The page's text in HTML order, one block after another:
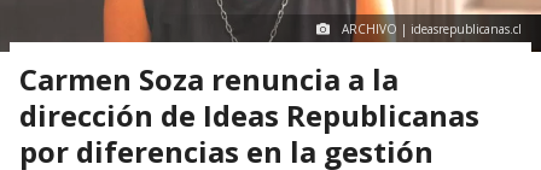
ARCHIVO | ideasrepublicanas.cl
Carmen Soza renuncia a la
dirección de Ideas Republicanas
por diferencias en la gestión